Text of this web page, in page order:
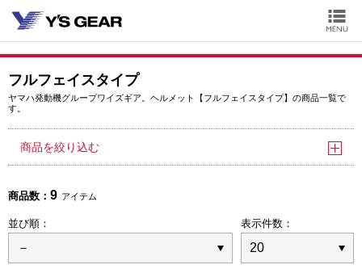
フルフェイスタイプ
ヤマハ発動機グループワイズギア。ヘルメット【フルフェイスタイプ】の商品一覧で
す。
商品を絞り込む
商品数： 9 アイテム
並び順： 表示件数：